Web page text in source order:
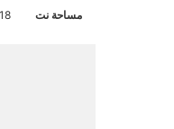
مساحة نت 18 مارس، 2024